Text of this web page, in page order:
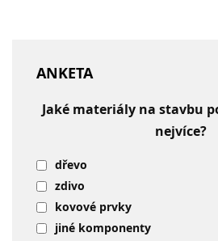
ANKETA
Jaké materiály na stavbu
nejvíce?
dřevo
zdivo
kovové prvky
jiné komponenty